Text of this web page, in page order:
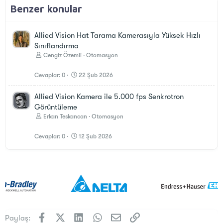
Benzer konular
Allied Vision Hat Tarama Kamerasıyla Yüksek Hızlı
Sınıflandırma
Cengiz Özemli Otomasyon
Cevaplar 0 22 Şub 2026
Allied Vision Kamera ile 5.000 fps Senkrotron
Görüntüleme
Erkan Teskancan Otomasyon
Cevaplar 0 12 Şub 2026
Paylaş: FacebookX (Twitter)LinkedInWhatsApp
E-postaLink